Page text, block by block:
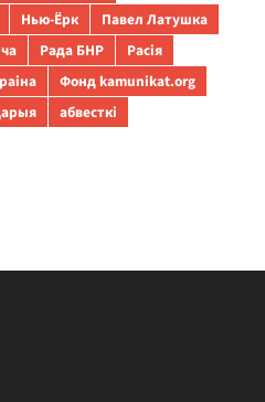
Нью-Ёрк
Павел Латушка
Рада БНР
Расія
Фонд kamunikat.org
абвесткі